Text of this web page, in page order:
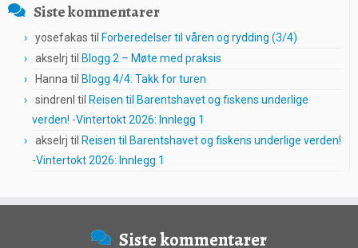
Siste kommentarer
yosefakas til Forberedelser til våren og rydding (3/4)
akselrj til Blogg 2 – Møte med praksis
Hanna til Blogg 4/4: Takk for turen
sindrenl til Reisen til Barentshavet og fiskens underlige
verden! -Vintertokt 2026: Innlegg 1
akselrj til Reisen til Barentshavet og fiskens underlige verden!
-Vintertokt 2026: Innlegg 1
Siste kommentarer